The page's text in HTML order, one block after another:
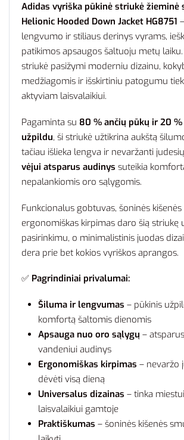
Adidas vyriška pūkinė striukė žieminė
Helionic Hooded Down Jacket HG8751
lengvumo ir stiliaus derinys vyrams,
patikimos apsaugos šaltuoju metų
striukė pasižymi moderniu dizainu,
medžiagomis ir išskirtiniu patogumu
aktyviam laisvalaikiui.
Pagaminta su 80 % ančių pūkų ir 20
užpildu, ši striukė užtikrina aukštą
tačiau išlieka lengva ir nevaržanti
vėjui atsparus audinys suteikia
nepalankiomis oro sąlygomis.
Funkcionalus gobtuvas, šoninės kišenės
ergonomiškas kirpimas daro šią striukę
pasirinkimu, o minimalistinis juodas
dera prie bet kokios vyriškos aprangos.
✅ Pagrindiniai privalumai:
Šiluma ir lengvumas – pūkinis
komfortą šaltomis dienomis
Apsauga nuo oro sąlygų –
vandeniui audinys
Ergonomiškas kirpimas – nevaržo
dėvėti visą dieną
Universalus dizainas – tinka
laisvalaikiui gamtoje
Praktiškumas – šoninės kišenės